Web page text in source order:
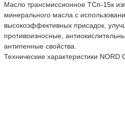
Масло трансмиссионное ТСп-15к
минерального масла с
высокоэффективных присадок,
противоизносные,
антипенные свойства.
Технические характеристики